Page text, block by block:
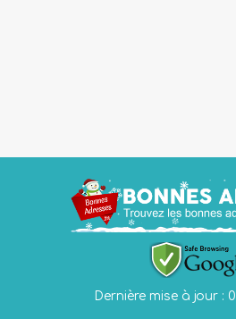
Dernière mise à jour :